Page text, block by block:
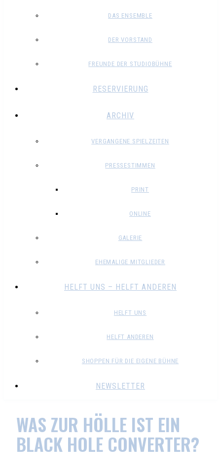
DAS ENSEMBLE
DER VORSTAND
FREUNDE DER STUDIOBÜHNE
RESERVIERUNG
ARCHIV
VERGANGENE SPIELZEITEN
PRESSESTIMMEN
PRINT
ONLINE
GALERIE
EHEMALIGE MITGLIEDER
HELFT UNS – HELFT ANDEREN
HELFT UNS
HELFT ANDEREN
SHOPPEN FÜR DIE EIGENE BÜHNE
NEWSLETTER
WAS ZUR HÖLLE IST EIN
BLACK HOLE CONVERTER?